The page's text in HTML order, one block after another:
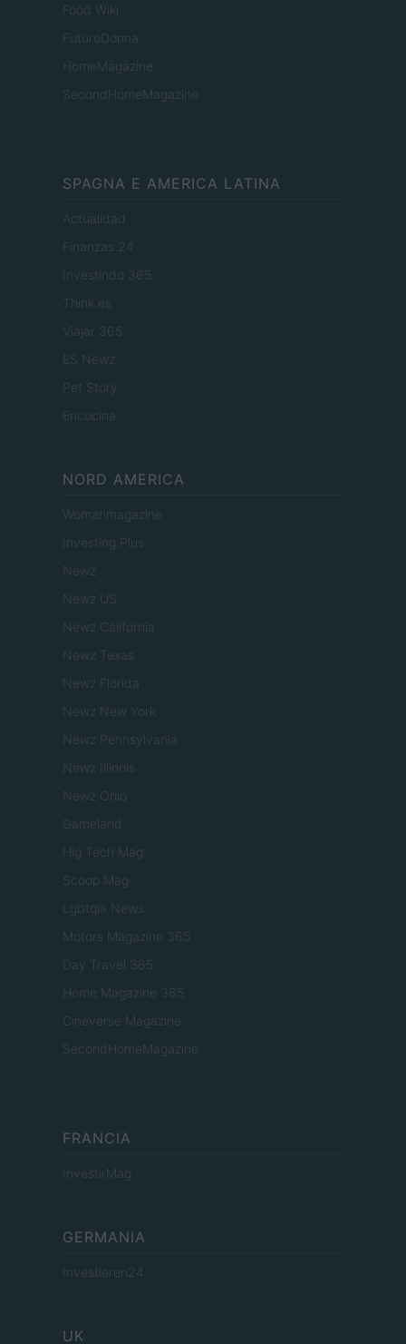
Food Wiki
FuturoDonna
HomeMagazine
SecondHomeMagazine
SPAGNA E AMERICA LATINA
Actualidad
Finanzas 24
Investindo 365
Think.es
Viajar 365
ES Newz
Pet Story
Encocina
NORD AMERICA
Womanmagazine
Investing Plus
Newz
Newz US
Newz California
Newz Texas
Newz Florida
Newz New York
Newz Pennsylvania
Newz Illinois
Newz Ohio
Gameland
Hig Tech Mag
Scoop Mag
Lgbtqia News
Motors Magazine 365
Day Travel 365
Home Magazine 365
Cineverse Magazine
SecondHomeMagazine
FRANCIA
InvestirMag
GERMANIA
Investieren24
UK